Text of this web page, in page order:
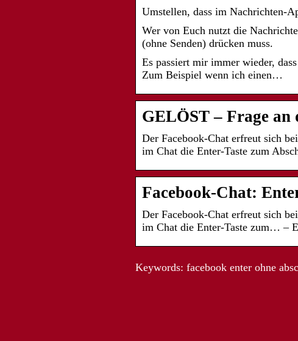
Umstellen, dass im Nachrichten-
Wer von Euch nutzt die
(ohne Senden) drücken muss.
Es passiert mir immer wieder,
Zum Beispiel wenn ich einen…
GELÖST – Frage
Der Facebook-Chat erfreut sich
im Chat die Enter-Taste zum
Facebook-Chat:
Der Facebook-Chat erfreut sich
im Chat die Enter-Taste zum… –
Keywords: facebook enter ohne